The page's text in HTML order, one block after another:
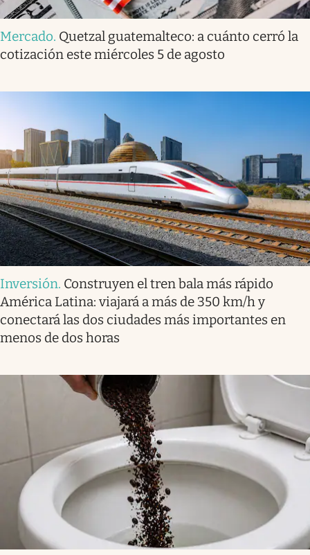
Mercado. Quetzal guatemalteco: a cuánto cerró la
cotización este miércoles 5 de agosto
Inversión. Construyen el tren bala más rápido
América Latina: viajará a más de 350 km/h y
conectará las dos ciudades más importantes en
menos de dos horas